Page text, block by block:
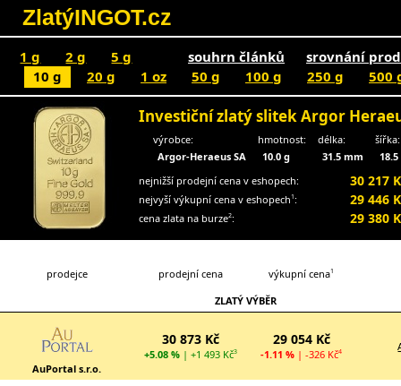
ZlatýINGOT.cz
souhrn článků srovnání
1 g 2 g
5 g
10 g
20 g 1 oz 50 g 100 g 250 g 500
Investiční zlatý slitek Argor
výrobce: hmotnost: délka:
šířka:
Argor-Heraeus SA
10.0 g 31.5 mm
nejnižší prodejní cena v eshopech:
30 217
nejvyší výkupní cena v eshopech1: 29 446
cena zlata na burze2: 29 380
prodejce prodejní cena výkupní cena1
ZLATÝ VÝBĚR
AuPortal s.r.o.
30 873 Kč
+5.08 % | +1 493 Kč3
29 054 Kč
-1.11 % | -326 Kč4